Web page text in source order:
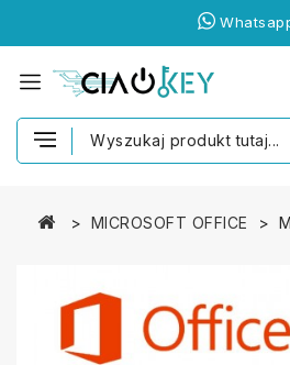
MICROSOFT OFFICE